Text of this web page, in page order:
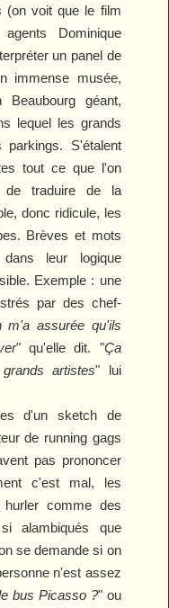
(on voit que le film
Dominique
un panel de
immense musée,
Beaubourg géant,
lequel les grands
S'étalent
tout ce que l'on
de traduire de la
donc ridicule, les
Brèves et mots
leur logique
Exemple : une
par des chef-
m'a assurée qu'ils
" qu'elle dit. "Ça
artistes" lui
d'un sketch de
de running gags
pas prononcer
c'est mal, les
comme des
alambiqués que
se demande si on
n'est assez
bus Picasso ?" ou